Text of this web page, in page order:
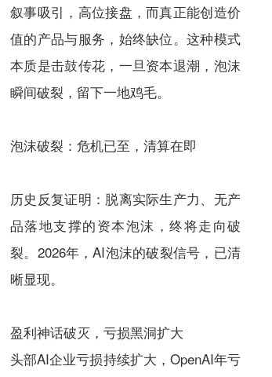
叙事吸引，高位接盘，而真正能创造价
值的产品与服务，始终缺位。这种模式
本质是击鼓传花，一旦资本退潮，泡沫
瞬间破裂，留下一地鸡毛。
泡沫破裂：危机已至，清算在即
历史反复证明：脱离实际生产力、无产
品落地支撑的资本泡沫，终将走向破
裂。2026年，AI泡沫的破裂信号，已清
晰显现。
盈利神话破灭，亏损黑洞扩大
头部AI企业亏损持续扩大，OpenAI年亏